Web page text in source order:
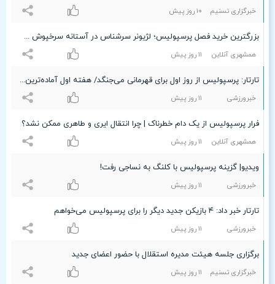
خبرگزاری تسنیم ۱۰ روز پیش
بزرگترین خرید فصل پرسپولیس؛ لژیونر سرشناس در آستانه سرخپوش شدن
همشهری آنلاین ۱۱ روز پیش
تارتار: پرسپولیس از روز اول برای قهرمانی می‌جنگد/ هفته اول آماده‌ترین‌ها به میدان می‌روند
خبرورزشی ۱۱ روز پیش
فرار پرسپولیس از یک دام خطرناک | چرا انتقال ایری و طاهری ممکن نشد؟
همشهری آنلاین ۱۱ روز پیش
ویدیو| گزینه پرسپولیس با کلنگ به نساجی رفت!
خبرورزشی ۱۱ روز پیش
تارتار خبر داد: ۴ بازیکن جدید دیگر را برای پرسپولیس می‌خواهم
خبرورزشی ۱۱ روز پیش
برگزاری جلسه هیئت مدیره استقلال با حضور اعضای جدید
خبرگزاری تسنیم ۱۱ روز پیش